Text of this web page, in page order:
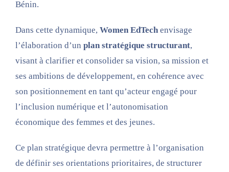
Bénin.
Dans cette dynamique, Women EdTech envisage
l’élaboration d’un plan stratégique structurant,
visant à clarifier et consolider sa vision, sa mission et
ses ambitions de développement, en cohérence avec
son positionnement en tant qu’acteur engagé pour
l’inclusion numérique et l’autonomisation
économique des femmes et des jeunes.
Ce plan stratégique devra permettre à l’organisation
de définir ses orientations prioritaires, de structurer